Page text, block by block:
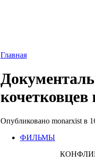
Главная
Опубликовано monarxist в
ФИЛЬМЫ